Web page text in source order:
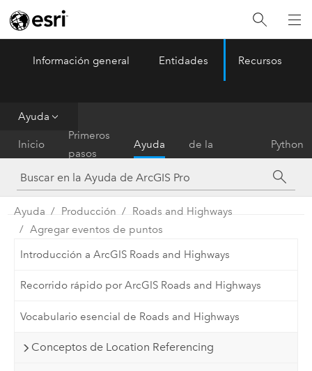
ArcGIS Pro Menu
Información general Entidades Recursos
Ayuda
Inicio
Primeros
pasos
Ayuda
de la
herramienta
Python
Ayuda Producción
Roads and Highways
Agregar eventos de puntos
Introducción a ArcGIS Roads and Highways
Recorrido rápido por ArcGIS Roads and Highways
Vocabulario esencial de Roads and Highways
Conceptos de Location Referencing